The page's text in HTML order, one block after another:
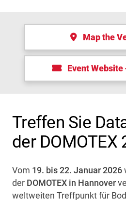
Map the
Event Website
Treffen Sie
der DOMOTEX
Vom 19. bis 22. Januar 2026
der DOMOTEX in Hannover
weltweiten Treffpunkt für